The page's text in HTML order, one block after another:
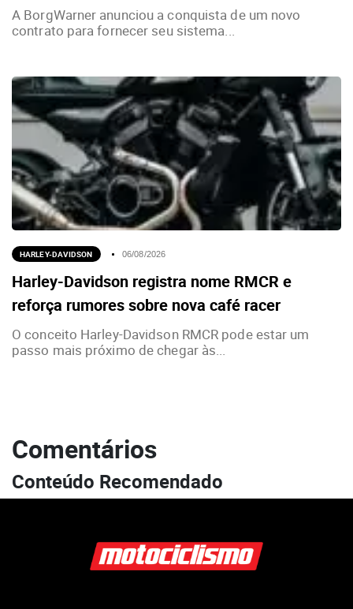
A BorgWarner anunciou a conquista de um novo
contrato para fornecer seu sistema...
HARLEY-DAVIDSON 06/08/2026
Harley-Davidson registra nome RMCR e
reforça rumores sobre nova café racer
O conceito Harley-Davidson RMCR pode estar um
passo mais próximo de chegar às...
Comentários
Conteúdo Recomendado